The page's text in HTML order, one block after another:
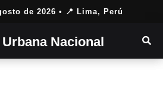
de 2026 • 📍 Lima, Perú
Nacional